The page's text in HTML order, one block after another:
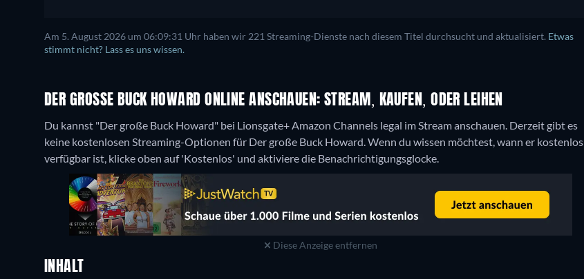
Am 5. August 2026 um 06:09:31 Uhr haben wir 221 Streaming-Dienste nach diesem Titel durchsucht und aktualisiert. Etwas
stimmt nicht? Lass es uns wissen.
DER GROSSE BUCK HOWARD ONLINE ANSCHAUEN: STREAM, KAUFEN, ODER LEIHEN
Du kannst "Der große Buck Howard" bei Lionsgate+ Amazon Channels legal im Stream anschauen. Derzeit gibt es
keine kostenlosen Streaming-Optionen für Der große Buck Howard. Wenn du wissen möchtest, wann er kostenlos
verfügbar ist, klicke oben auf 'Kostenlos' und aktiviere die Benachrichtigungsglocke.
Diese Anzeige entfernen
INHALT